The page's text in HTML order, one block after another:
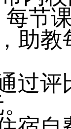
节
助
评